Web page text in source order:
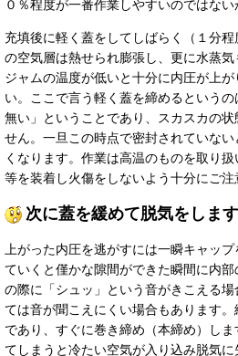
０％程度が一番作業しやすいのではない
充填後に軽く蓋をしてしばらく（１分
の空気層は熱せられ膨張し、更に水蒸気
ジャムの温度が低いと十分に内圧が上
い。ここで言う軽く蓋を締めるという
無い」ということであり、スカスカの
せん。一旦この時点で密封されていな
くなります。 作業は高温のものを取り
等を装着し火傷をしないよう十分にご注
次に蓋を緩めて脱気をします
上がった内圧を逃がすには一瞬キャッ
ていくと僅かな隙間ができた瞬間に内
の際に「シュッ」という音がきこえる
ては音が聞こえにくい場合もあります
であり、すぐに巻き締め（本締め）し
てしまうと冷たい空気が入り込み脱気